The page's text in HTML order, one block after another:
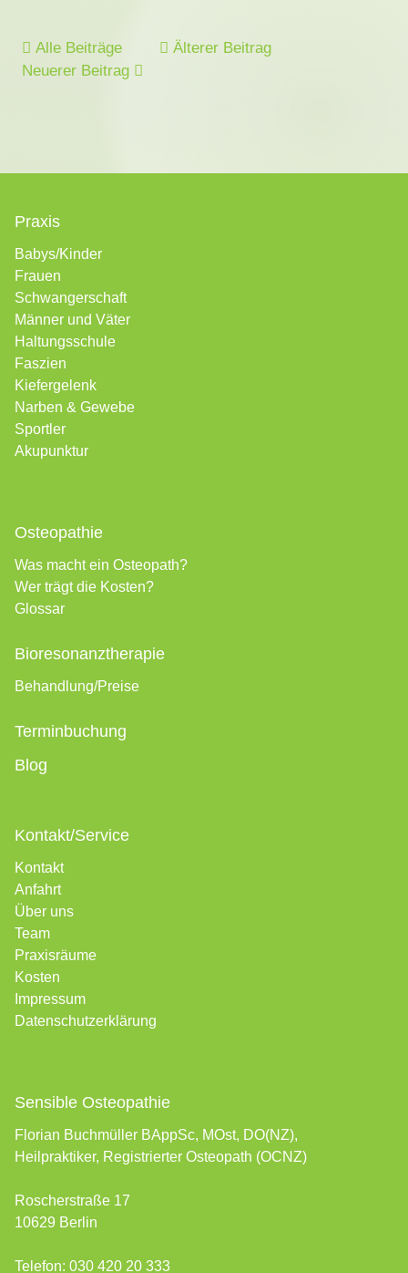
Alle Beiträge
Älterer Beitrag
Neuerer Beitrag
Praxis
Babys/Kinder
Frauen
Schwangerschaft
Männer und Väter
Haltungsschule
Faszien
Kiefergelenk
Narben & Gewebe
Sportler
Akupunktur
Osteopathie
Was macht ein Osteopath?
Wer trägt die Kosten?
Glossar
Bioresonanztherapie
Behandlung/Preise
Terminbuchung
Blog
Kontakt/Service
Kontakt
Anfahrt
Über uns
Team
Praxisräume
Kosten
Impressum
Datenschutzerklärung
Sensible Osteopathie
Florian Buchmüller BAppSc, MOst, DO(NZ),
Heilpraktiker, Registrierter Osteopath (OCNZ)
Roscherstraße 17
10629 Berlin
Telefon: 030 420 20 333